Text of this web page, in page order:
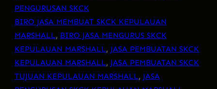
PENGURUSAN SKCK
BIRO JASA MEMBUAT SKCK KEPULAUAN
MARSHALL, BIRO JASA MENGURUS SKCK
KEPULAUAN MARSHALL, JASA PEMBUATAN SKCK
KEPULAUAN MARSHALL, JASA PEMBUATAN SKCK
TUJUAN KEPULAUAN MARSHALL, JASA